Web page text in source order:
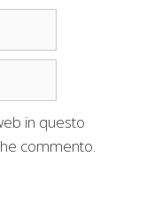
in questo
commento.